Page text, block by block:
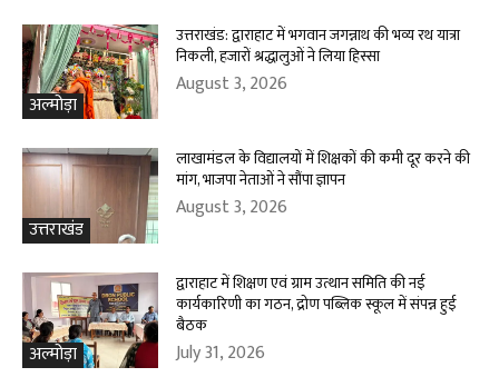
अल्मोड़ा
उत्तराखंड: द्वाराहाट में भगवान जगन्नाथ की भव्य रथ यात्रा
निकली, हजारों श्रद्धालुओं ने लिया हिस्सा
August 3, 2026
उत्तराखंड
लाखामंडल के विद्यालयों में शिक्षकों की कमी दूर करने की
मांग, भाजपा नेताओं ने सौंपा ज्ञापन
August 3, 2026
अल्मोड़ा
द्वाराहाट में शिक्षण एवं ग्राम उत्थान समिति की नई
कार्यकारिणी का गठन, द्रोण पब्लिक स्कूल में संपन्न हुई
बैठक
July 31, 2026